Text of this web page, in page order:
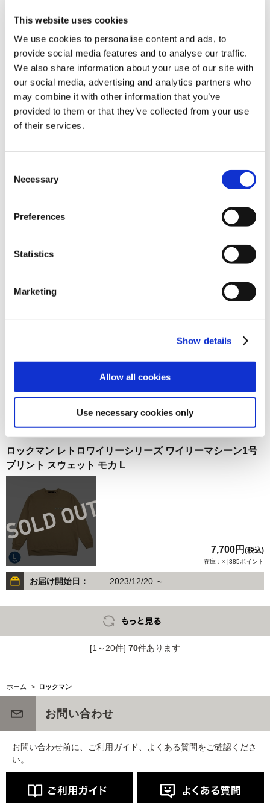
This website uses cookies
We use cookies to personalise content and ads, to
provide social media features and to analyse our traffic.
We also share information about your use of our site with
our social media, advertising and analytics partners who
may combine it with other information that you’ve
provided to them or that they’ve collected from your use
of their services.
Selection
Necessary
Preferences
Statistics
Marketing
Show details
Allow all cookies
Use necessary cookies only
8,580円(税込)
お届け開始日： 2023/01/27 ～
ロックマン レトロワイリーシリーズ ワイリーキャッスル プ
7,700円(税込)
お届け開始日：
ロックマン レトロワイリーシリーズ ワイリーキャッスル プ
在庫：× |385ポイント
お届け開始日： 2023/12/20 ～
ロックマン レトロワイリーシリーズ ワイリーマシーン1号
プリント スウェット モカ L
7,700円 (税込)
在庫：× |385ポイント
お届け開始日： 2023/12/20 ～
[1～20件] 70件あります
ホーム > ロックマン
お問い合わせ
お問い合わせ前に、ご利用ガイド、よくある質問をご確認くださ
い。